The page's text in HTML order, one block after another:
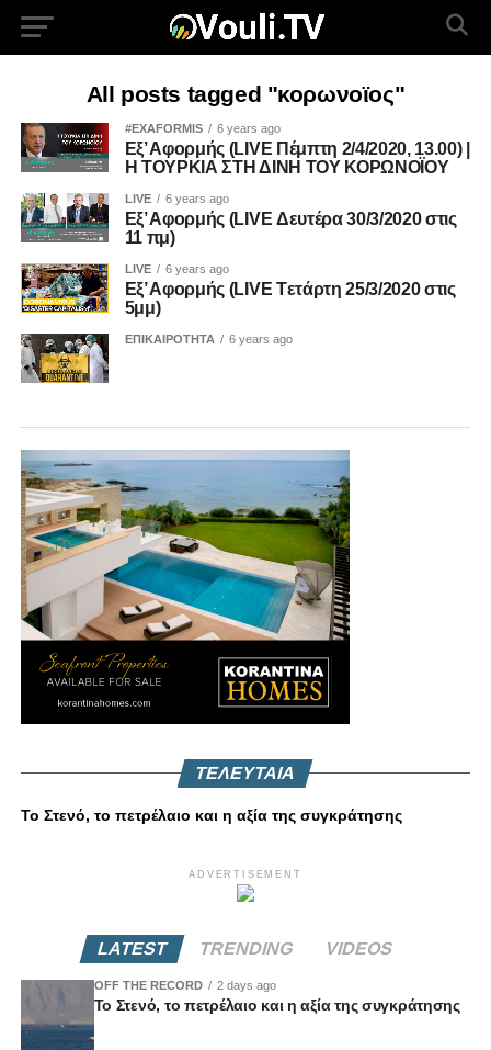
All posts tagged "κορωνοϊος"
#EXAFORMIS 6 years ago
Εξ’ Αφορμής (LIVE Πέμπτη 2/4/2020, 13.00) |
Η ΤΟΥΡΚΙΑ ΣΤΗ ΔΙΝΗ ΤΟΥ ΚΟΡΩΝΟΪΟΥ
LIVE 6 years ago
Εξ’ Αφορμής (LIVE Δευτέρα 30/3/2020 στις
11 πμ)
LIVE 6 years ago
Εξ’ Αφορμής (LIVE Tετάρτη 25/3/2020 στις
5μμ)
ΕΠΙΚΑΙΡΟΤΗΤΑ 6 years ago
ΤΕΛΕΥΤΑΙΑ
Το Στενό, το πετρέλαιο και η αξία της συγκράτησης
ADVERTISEMENT
LATEST TRENDING VIDEOS
OFF THE RECORD 2 days ago
Το Στενό, το πετρέλαιο και η αξία της συγκράτησης